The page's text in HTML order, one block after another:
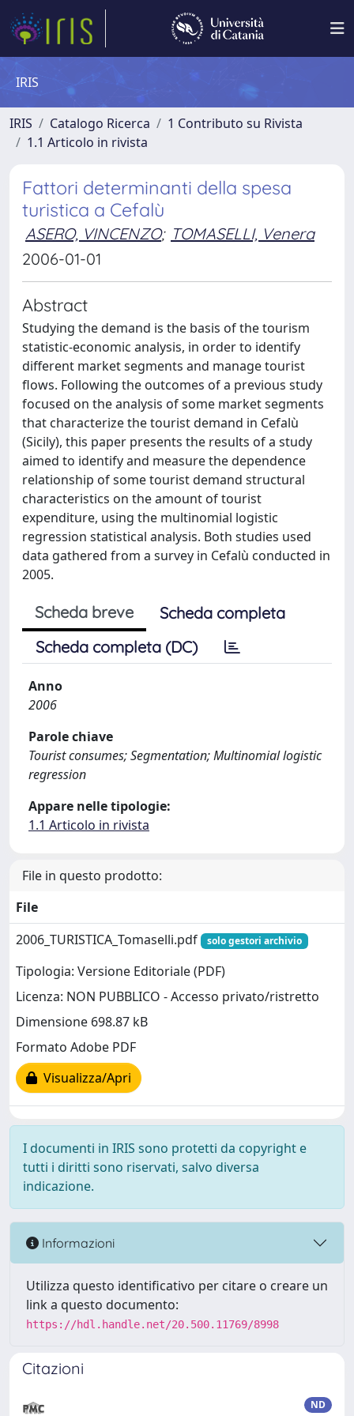
IRIS
IRIS Catalogo Ricerca
1 Contributo su Rivista
1.1 Articolo in rivista
Fattori determinanti della spesa
turistica a Cefalù
ASERO, VINCENZO; TOMASELLI, Venera
2006-01-01
Abstract
Studying the demand is the basis of the tourism
statistic-economic analysis, in order to identify
different market segments and manage tourist
flows. Following the outcomes of a previous study
focused on the analysis of some market segments
that characterize the tourist demand in Cefalù
(Sicily), this paper presents the results of a study
aimed to identify and measure the dependence
relationship of some tourist demand structural
characteristics on the amount of tourist
expenditure, using the multinomial logistic
regression statistical analysis. Both studies used
data gathered from a survey in Cefalù conducted in
2005.
Scheda breve
Scheda completa
Scheda completa (DC)
Anno
2006
Parole chiave
Tourist consumes; Segmentation; Multinomial logistic
regression
Appare nelle tipologie:
1.1 Articolo in rivista
File in questo prodotto:
File
2006_TURISTICA_Tomaselli.pdf
solo gestori archivio
Tipologia: Versione Editoriale (PDF)
Licenza: NON PUBBLICO - Accesso privato/ristretto
Dimensione 698.87 kB
Formato Adobe PDF
Visualizza/Apri
I documenti in IRIS sono protetti da copyright e
tutti i diritti sono riservati, salvo diversa
indicazione.
Informazioni
Utilizza questo identificativo per citare o creare un
link a questo documento:
https://hdl.handle.net/20.500.11769/8998
Citazioni
ND